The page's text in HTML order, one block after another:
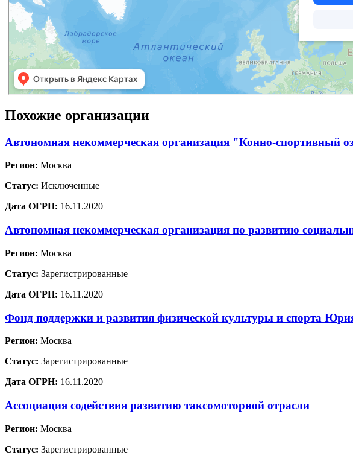
Похожие организации
Автономная некоммерческая организация "Конно-спортивный
Регион: Москва
Статус: Исключенные
Дата ОГРН: 16.11.2020
Автономная некоммерческая организация по развитию
Регион: Москва
Статус: Зарегистрированные
Дата ОГРН: 16.11.2020
Фонд поддержки и развития физической культуры и спорта
Регион: Москва
Статус: Зарегистрированные
Дата ОГРН: 16.11.2020
Ассоциация содействия развитию таксомоторной отрасли
Регион: Москва
Статус: Зарегистрированные